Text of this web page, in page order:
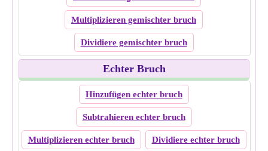
Multiplizieren gemischter bruch
Dividiere gemischter bruch
Echter Bruch
Hinzufügen echter bruch
Subtrahieren echter bruch
Multiplizieren echter bruch Dividiere echter bruch